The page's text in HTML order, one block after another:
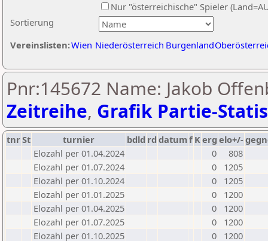
Sortierung
Nur "österreichische" Spieler
Vereinslisten:Wien Niederösterreich Burgenland
Pnr:145672 Name: Jakob
Zeitreihe, Grafik Partie-
tnrSt turnier bdld rd datumf Kerg elo+/-
Elozahl per 01.04.2024
0
808
Elozahl per 01.07.2024
0
1205
Elozahl per 01.10.2024
0
1205
Elozahl per 01.01.2025
0
1200
Elozahl per 01.04.2025
0
1200
Elozahl per 01.07.2025
0
1200
Elozahl per 01.10.2025
0
1200